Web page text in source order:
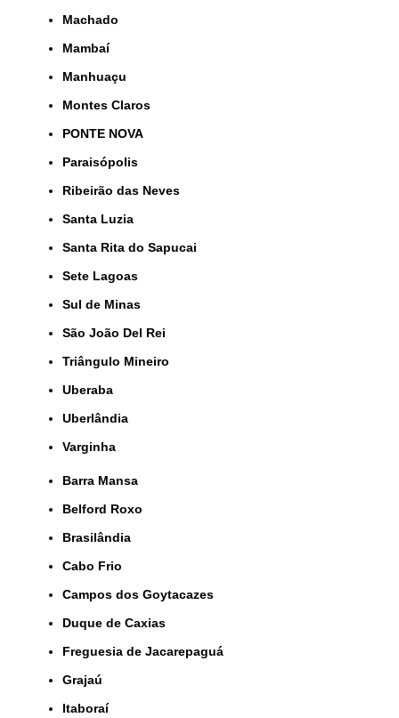
Machado
Mambaí
Manhuaçu
Montes Claros
PONTE NOVA
Paraisópolis
Ribeirão das Neves
Santa Luzia
Santa Rita do Sapucai
Sete Lagoas
Sul de Minas
São João Del Rei
Triângulo Mineiro
Uberaba
Uberlândia
Varginha
Barra Mansa
Belford Roxo
Brasilândia
Cabo Frio
Campos dos Goytacazes
Duque de Caxias
Freguesia de Jacarepaguá
Grajaú
Itaboraí